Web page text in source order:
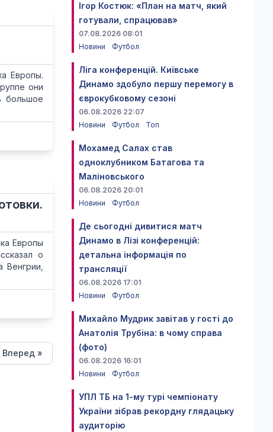
Европы.
они
большое
Европы
о
Вперед »
Ігор Костюк: «План на матч, який
готували, спрацював»
07.08.2026 08:01
Новини
Футбол
Ліга конференцій. Київське
Динамо здобуло першу перемогу в
єврокубковому сезоні
06.08.2026 22:07
Новини
Футбол Топ
Мохамед Салах став
одноклубником Батагова та
Маліновського
06.08.2026 20:01
Новини
Футбол
Де сьогодні дивитися матч
Динамо в Лізі конференцій:
детальна інформація по
трансляції
06.08.2026 17:01
Новини
Футбол
Михайло Мудрик завітав у гості до
Анатолія Трубіна: в чому справа
(фото)
06.08.2026 16:01
Новини
Футбол
УПЛ ТБ на 1-му турі чемпіонату
України зібрав рекордну глядацьку
аудиторію